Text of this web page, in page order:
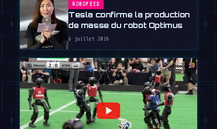
ROBOFEED
Tesla confirme la production
de masse du robot Optimus
6 juillet 2026